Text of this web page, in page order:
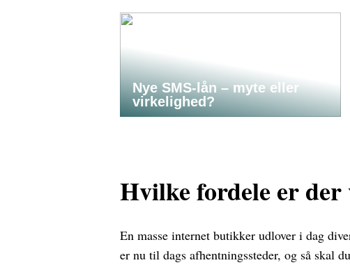
Nye SMS-lån – myte eller
virkelighed?
Hvilke fordele er der
En masse internet butikker udlover i dag
er nu til dags afhentningssteder, og så skal